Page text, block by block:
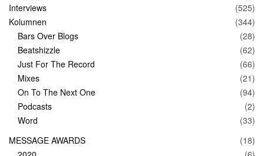
Interviews
(525)
Kolumnen
(344)
Bars Over Blogs
(28)
Beatshizzle
(62)
Just For The Record
(66)
Mixes
(21)
On To The Next One
(94)
Podcasts
(2)
Word
(33)
MESSAGE AWARDS
(18)